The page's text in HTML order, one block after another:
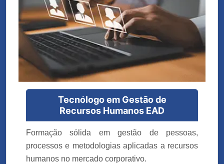
Tecnólogo em Gestão de
Recursos Humanos EAD
Formação sólida em gestão de pessoas,
processos e metodologias aplicadas a recursos
humanos no mercado corporativo.